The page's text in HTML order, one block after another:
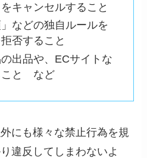
キャンセルすること
」などの独自ルールを
否すること
出品や、ECサイトな
こと など
にも様々な禁止行為を規
違反してしまわないよ